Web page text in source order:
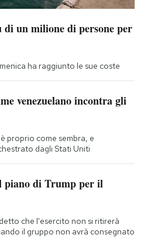
di un milione di persone per
ha raggiunto le sue coste
venezuelano incontra gli
proprio come sembra, e
dagli Stati Uniti
piano di Trump per il
che l'esercito non si ritirerà
il gruppo non avrà consegnato